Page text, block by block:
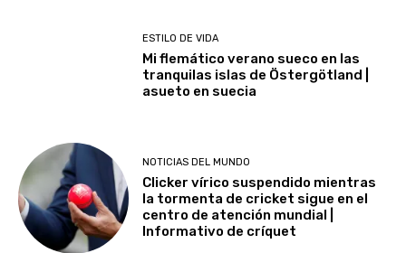
ESTILO DE VIDA
Mi flemático verano sueco en las
tranquilas islas de Östergötland |
asueto en suecia
NOTICIAS DEL MUNDO
Clicker vírico suspendido mientras
la tormenta de cricket sigue en el
centro de atención mundial |
Informativo de críquet